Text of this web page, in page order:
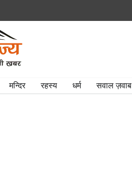
मन्दिर रहस्य धर्म सवाल ज़वाब